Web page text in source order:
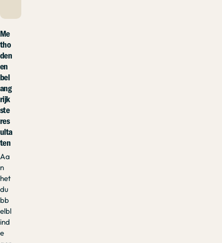
Me
tho
den
en
bel
ang
rijk
ste
res
ulta
ten
Aa
n
het
du
bb
elbl
ind
e